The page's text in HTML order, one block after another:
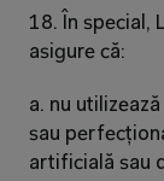
18. În special,
asigure că:
a. nu
sau
artificială sau